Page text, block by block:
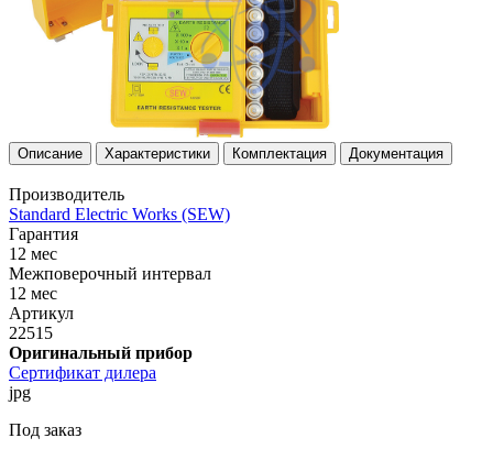
Описание Характеристики Комплектация Документация
Производитель
Standard Electric Works (SEW)
Гарантия
12 мес
Межповерочный интервал
12 мес
Артикул
22515
Оригинальный прибор
Сертификат дилера
jpg
Под заказ